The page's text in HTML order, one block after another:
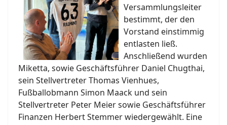
Versammlungsleiter
bestimmt, der den
Vorstand einstimmig
entlasten ließ.
Anschließend wurden
Miketta, sowie Geschäftsführer Daniel Chugthai,
sein Stellvertreter Thomas Vienhues,
Fußballobmann Simon Maack und sein
Stellvertreter Peter Meier sowie Geschäftsführer
Finanzen Herbert Stemmer wiedergewählt. Eine